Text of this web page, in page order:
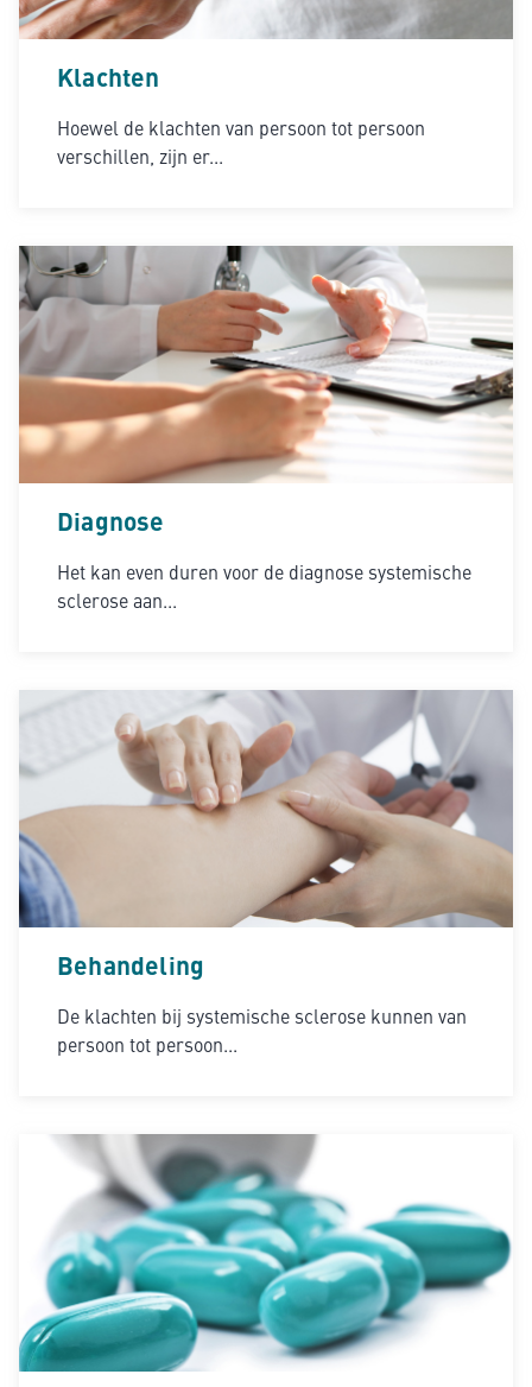
Klachten
Hoewel de klachten van persoon tot persoon
verschillen, zijn er...
Diagnose
Het kan even duren voor de diagnose systemische
sclerose aan...
Behandeling
De klachten bij systemische sclerose kunnen van
persoon tot persoon...